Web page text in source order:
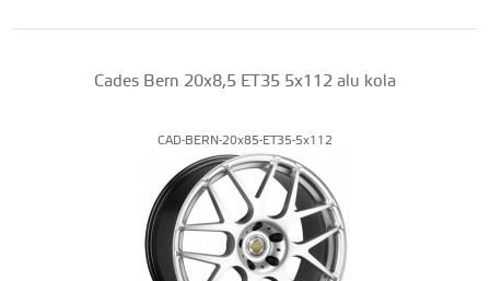
Cades Bern 20x8,5 ET35 5x112 alu kola
CAD-BERN-20x85-ET35-5x112